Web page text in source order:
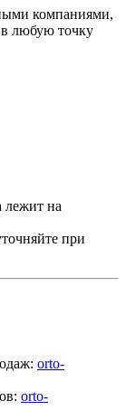
компаниями,
в любую точку
лежит на
при
orto-
orto-